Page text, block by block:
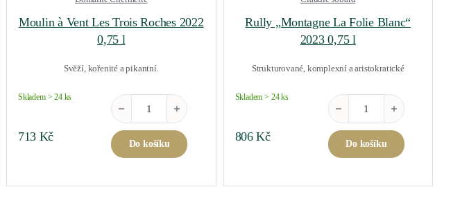
2015 0,75 l množství
Moulin à Vent Les Trois Roches 2022
0,75 l
Svěží, kořenité a pikantní.
Skladem > 24 ks
713 Kč
Moulin à Vent Les Trois Roches 2022 0,75 l množství
Do košíku
Rully „Montagne La Folie Blanc“
2023 0,75 l
Strukturované, komplexní a aristokratické
Skladem > 24 ks
806Kč
Rully "Montagne La Folie
Do košíku